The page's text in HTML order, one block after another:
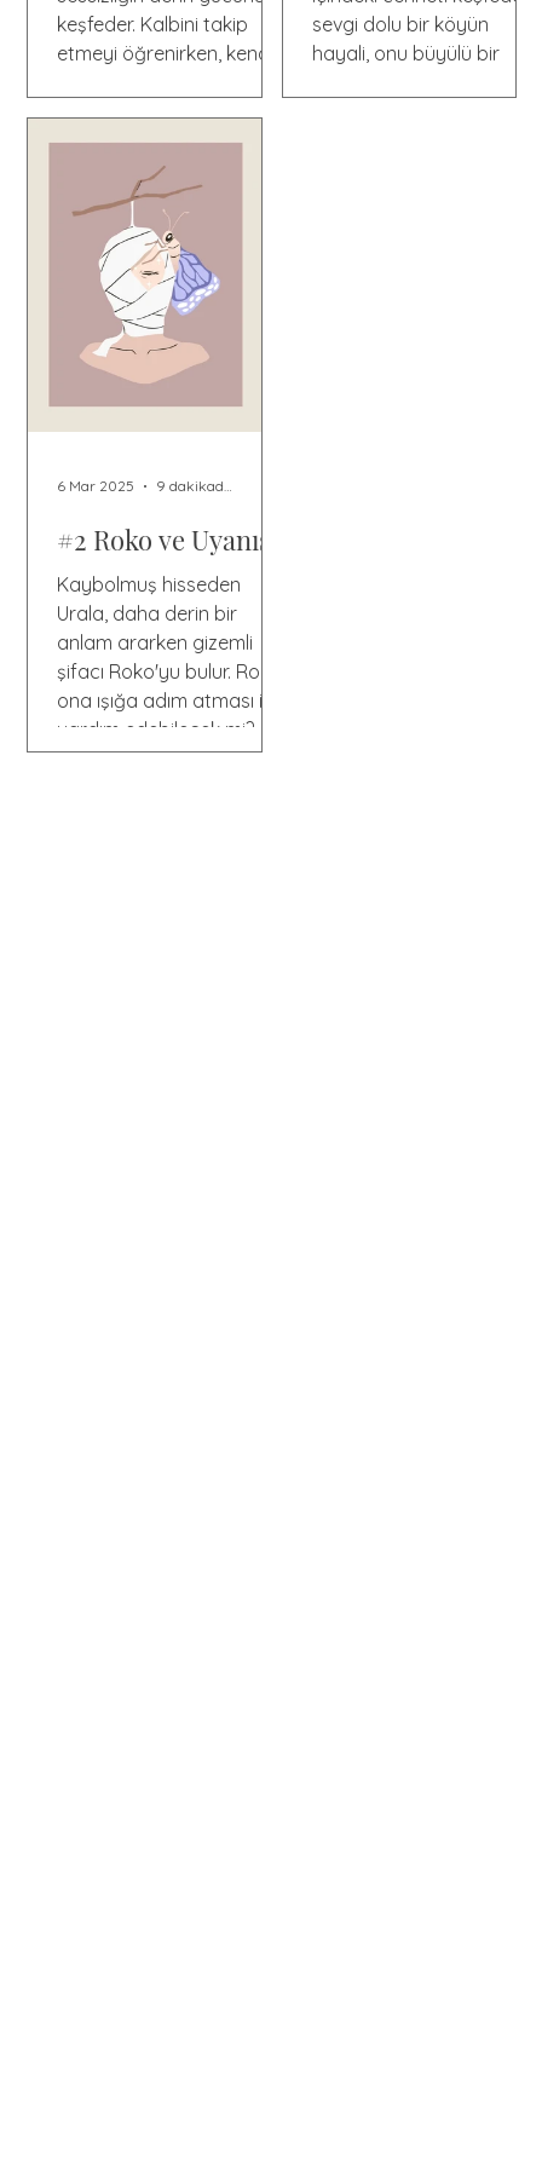
keşfeder. Kalbini takip
etmeyi öğrenirken, kendini
sevgi dolu bir köyün
hayali, onu büyülü bir
#2 Roko ve Uyanış
Kaybolmuş hisseden
Urala, daha derin bir
anlam ararken gizemli
şifacı Roko'yu bulur. Roko
ona ışığa adım atması için
yardım edebilecek mi?
6 Mar 2025 9 dakikada okunur